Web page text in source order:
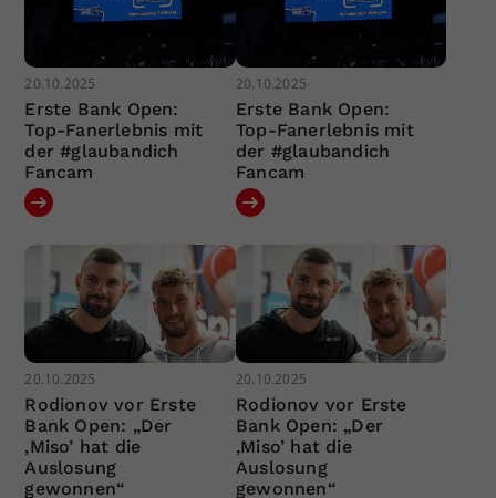
20.10.2025
Erste Bank Open:
Top-Fanerlebnis mit
der #glaubandich
Fancam
20.10.2025
Erste Bank Open:
Top-Fanerlebnis mit
der #glaubandich
Fancam
20.10.2025
Rodionov vor Erste
Bank Open: „Der
‚Miso’ hat die
Auslosung
gewonnen“
20.10.2025
Rodionov vor Erste
Bank Open: „Der
‚Miso’ hat die
Auslosung
gewonnen“